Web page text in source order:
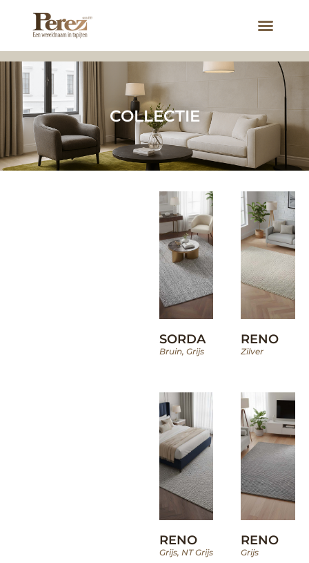
COLLECTIE
SORDA
Bruin, Grijs
RENO
Zilver
RENO
Grijs, NT Grijs
RENO
Grijs